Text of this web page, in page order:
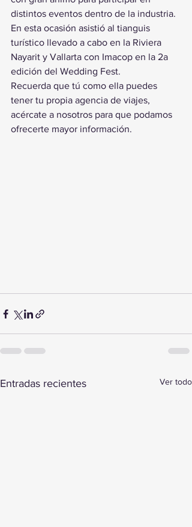
distintos eventos dentro de la industria.
En esta ocasión asistió al tianguis
turístico llevado a cabo en la Riviera
Nayarit y Vallarta con Imacop en la 2a
edición del Wedding Fest.
Recuerda que tú como ella puedes
tener tu propia agencia de viajes,
acércate a nosotros para que podamos
ofrecerte mayor información.
Entradas recientes Ver todo